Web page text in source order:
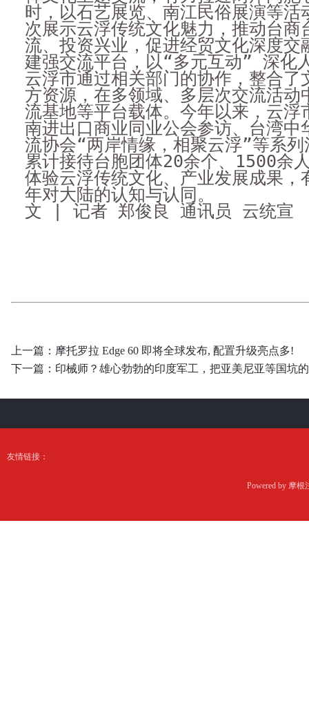
时，以石艺展览、南江民俗展演等活
次展示云浮传统文化魅力，推动台商
流、投资兴业，促进经贸文化深度交
建强交流平台，以“多元互动” 深化
云浮市通过相关部门的协作，整合了
方资源，在多领域、多层次交流活动
流基地等平台载体。今年以来，云浮
南进出口商业同业公会参访、台湾中
流协会“两岸情缘，相聚云浮”等系
累计接待台胞团体20余个、1500余
体验云浮传统文化、产业发展成果，
年对大陆的认知与认同。
文 | 记者 郑俊良 通讯员 云统宣
上一篇： 摩托罗拉 Edge 60 即将全球发布, 配置升级亮点多!
下一篇： 印械师？雄心勃勃的印度军工，把亚美尼亚等国坑
友情链接：
Powered by 摩根